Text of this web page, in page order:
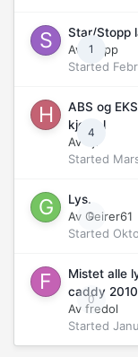
1
Star/Stopp
Av
Stopp
Started
4
ABS og
kjørsel
Av
Started
0
Lys.
Av Geirer61
Started
0
Mistet alle
caddy 2010
Av fredol
Started